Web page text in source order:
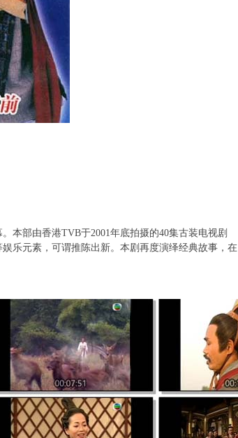
部由香港TVB于2001年底拍摄的40集古装电视剧
乐元素，可谓推陈出新。本剧再度演绎经典故事，在